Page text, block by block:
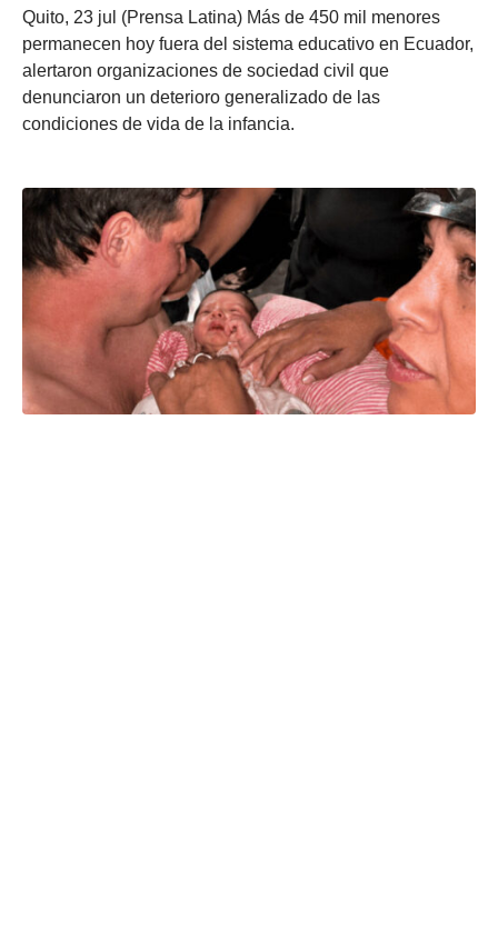
Quito, 23 jul (Prensa Latina) Más de 450 mil menores
permanecen hoy fuera del sistema educativo en Ecuador,
alertaron organizaciones de sociedad civil que
denunciaron un deterioro generalizado de las
condiciones de vida de la infancia.